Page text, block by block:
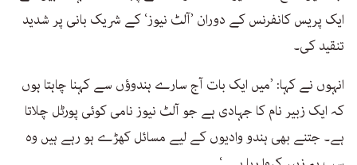
ایک پریس کانفرنس کے دوران ’آلٹ نیوز‘ کے شریک بانی پر شدید
تنقید کی۔
انہوں نے کہا: ’میں ایک بات آج سارے ہندوؤں سے کہنا چاہتا ہوں
کہ ایک زبیر نام کا جہادی ہے جو آلٹ نیوز نامی کوئی پورٹل چلاتا
ہے۔ جتنے بھی ہندو وادیوں کے لیے مسائل کھڑے ہو رہے ہیں وہ